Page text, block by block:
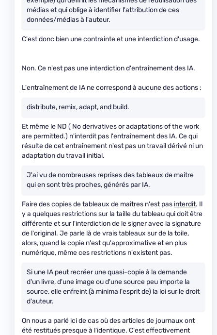
médias et qui oblige à identifier l'attribution de ces
données/médias à l'auteur.
C'est donc bien une contrainte et une interdiction d'usage.
Non. Ce n'est pas une interdiction d'entraînement des IA.
L'entraînement de IA ne correspond à aucune des actions :
distribute, remix, adapt, and build.
Et même le ND ( No derivatives or adaptations of the work
are permitted.) n'interdit pas l'entraînement des IA. Ce qui
résulte de cet entraînement n'est pas un travail dérivé ni un
adaptation du travail initial.
J'ai vu de nombreuses reprises des tableaux de maitre
qui en sont très proches, générés par IA.
Faire des copies de tableaux de maîtres n'est pas interdit. Il
y a quelques restrictions sur la taille du tableau qui doit être
différente et sur l'interdiction de le signer avec la signature
de l'original. Je parle là de vrais tableaux sur de la toile,
alors, quand la copie n'est qu'approximative et en plus
numérique, même ces restrictions n'existent pas.
Si une IA peut recréer une quasi-copie à la demande
d'un livre, d'une image ou d'une source peu importe la
source, elle enfreint (à minima l'esprit de) la loi sur le droit
d'auteur.
On nous a parlé ici de cas où des articles de journaux ont
été restitués presque à l'identique. C'est effectivement